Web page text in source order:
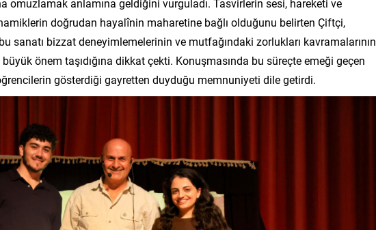
doğrudan hayalînin maharetine bağlı olduğunu belirten Çiftçi,
sanatı bizzat deneyimlemelerinin ve mutfağındaki zorlukları kavramalarının
önem taşıdığına dikkat çekti. Konuşmasında bu süreçte emeği geçen
gösterdiği gayretten duyduğu memnuniyeti dile getirdi.